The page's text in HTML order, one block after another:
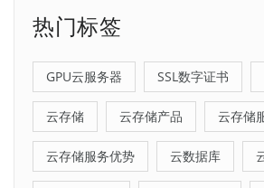
热门标签
GPU云服务器 SSL数字证书
云存储 云存储产品 云存储
云存储服务优势 云数据库